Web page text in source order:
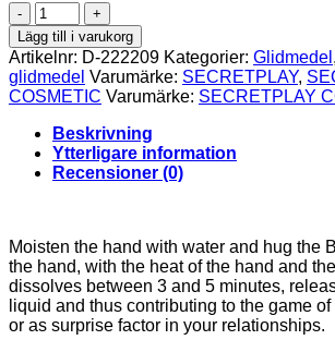
SECRETPLAY
-
SET
6
BRAZILIANS
BALLS
MINT
mängd
Lägg till i varukorg
Artikelnr: D-222209 Kategorier: Glidmedel ,
glidmedel Varumärke: SECRETPLAY,
COSMETIC Varumärke: SECRETPLAY
Beskrivning
Ytterligare information
Recensioner (0)
Moisten the hand with water and hug the
the hand, with the heat of the hand and
dissolves between 3 and 5 minutes,
liquid and thus contributing to the game
or as surprise factor in your relationships.